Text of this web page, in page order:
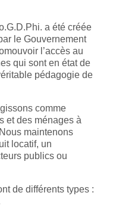
a été créée
le Gouvernement
l’accès au
qui sont en état de
pédagogie de
comme
et des ménages à
maintenons
locatif, un
publics ou
de différents types :